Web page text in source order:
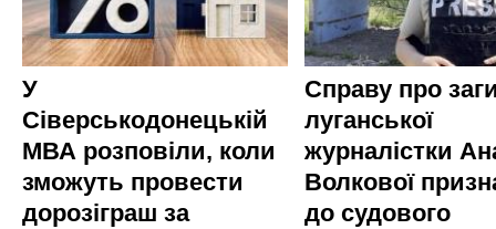
У
Сіверськодонецькій
МВА розповіли, коли
зможуть провести
дорозіграш за
Справу про
луганської
журналістки
Волкової
до судового